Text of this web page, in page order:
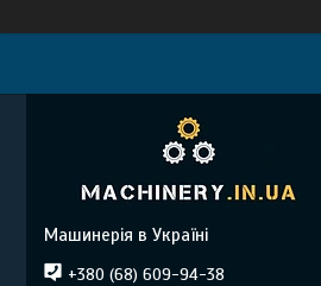
Машинерія в Україні
+380 (68) 609-94-38